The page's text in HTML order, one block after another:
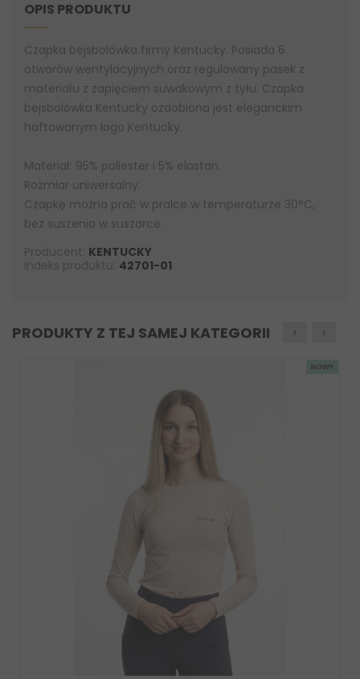
OPIS PRODUKTU
Czapka bejsbolówka firmy Kentucky. Posiada 6
otworów wentylacyjnych oraz regulowany pasek z
materiału z zapięciem suwakowym z tyłu. Czapka
bejsbolówka Kentucky ozdobiona jest eleganckim
haftowanym logo Kentucky.
Materiał: 95% poliester i 5% elastan.
Rozmiar uniwersalny.
Czapkę można prać w pralce w temperaturze 30°C,
bez suszenia w suszarce.
Producent: KENTUCKY
Indeks produktu: 42701-01
PRODUKTY Z TEJ SAMEJ KATEGORII ‹ ›